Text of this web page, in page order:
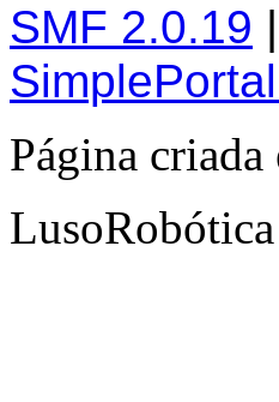
SMF 2.0.19 |
Página